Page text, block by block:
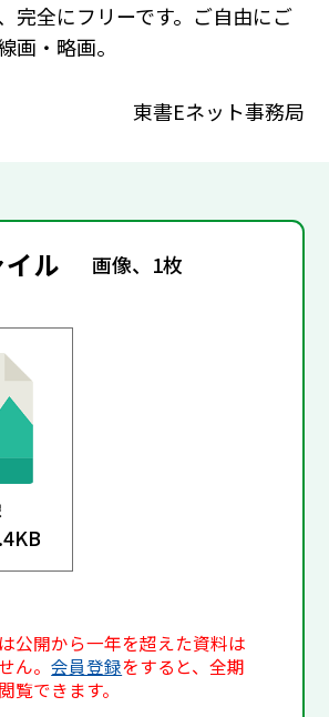
完全にフリーです。ご自由にご
画・略画。
東書Eネット事務局
ル 画像、1枚
公開から一年を超えた資料は
ん。会員登録をすると、全期
覧できます。